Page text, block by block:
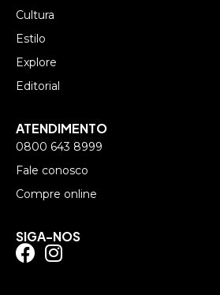
Cultura
Estilo
Explore
Editorial
ATENDIMENTO
0800 643 8999
Fale conosco
Compre online
SIGA-NOS